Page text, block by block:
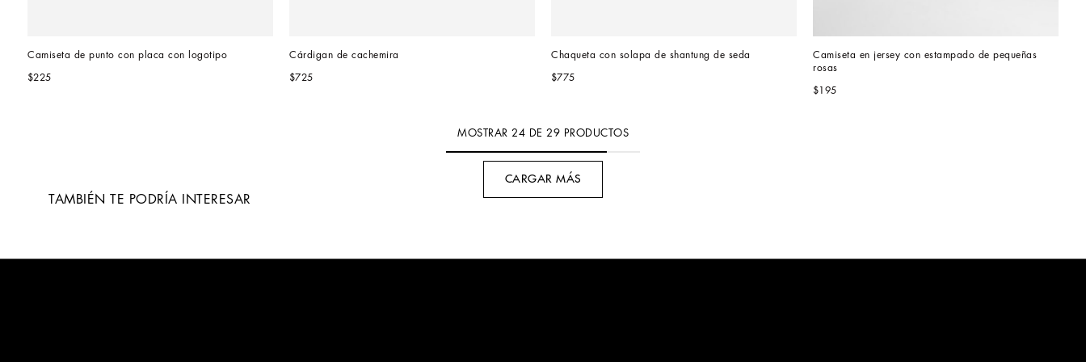
Camiseta de punto con placa con logotipo
$225
Cárdigan de cachemira
$725
Chaqueta con solapa de shantung de seda
$775
Camiseta en jersey con estampado de pequeñas
rosas
$195
MOSTRAR 24 DE 29 PRODUCTOS
CARGAR MÁS
TAMBIÉN TE PODRÍA INTERESAR